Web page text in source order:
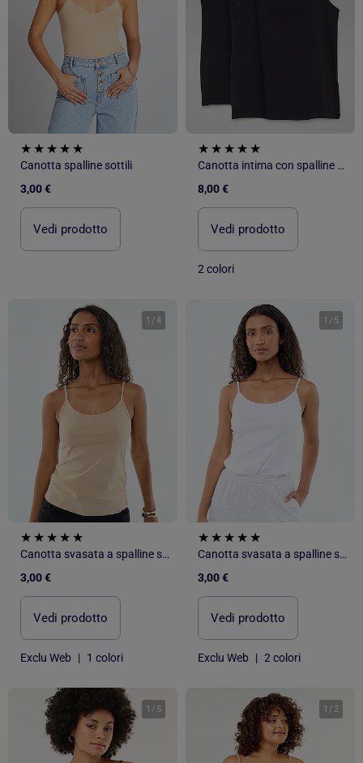
Canotta spalline sottili
3,00 €
Vedi prodotto
Canotta intima con spalline sottili
8,00 €
Vedi prodotto
2 colori
1 /4
Canotta svasata a spalline sottili
3,00 €
Vedi prodotto
Exclu Web | 1 colori
1 / 5
Canotta svasata a spalline sottili
3,00 €
Vedi prodotto
Exclu Web | 2 colori
1 / 5 1 / 2